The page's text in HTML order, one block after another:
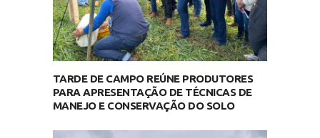
TARDE DE CAMPO REÚNE PRODUTORES
PARA APRESENTAÇÃO DE TÉCNICAS DE
MANEJO E CONSERVAÇÃO DO SOLO